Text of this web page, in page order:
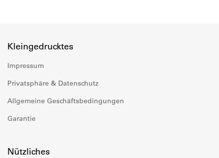
Kleingedrucktes
Impressum
Privatsphäre & Datenschutz
Allgemeine Geschäftsbedingungen
Garantie
Nützliches